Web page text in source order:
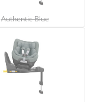
Authentic Blue
Authentic Grey
(Deze optie is